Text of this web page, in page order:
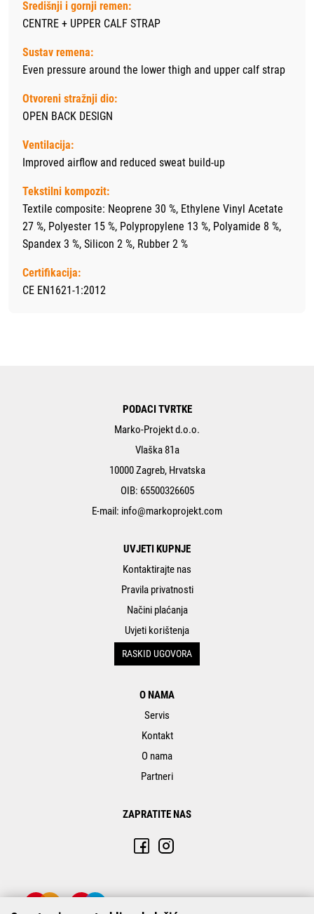
Središnji i gornji remen:
CENTRE + UPPER CALF STRAP
Sustav remena:
Even pressure around the lower thigh and upper calf strap
Otvoreni stražnji dio:
OPEN BACK DESIGN
Ventilacija:
Improved airflow and reduced sweat build-up
Tekstilni kompozit:
Textile composite: Neoprene 30 %, Ethylene Vinyl Acetate
27 %, Polyester 15 %, Polypropylene 13 %, Polyamide 8 %,
Spandex 3 %, Silicon 2 %, Rubber 2 %
Certifikacija:
CE EN1621-1:2012
PODACI TVRTKE
Marko-Projekt d.o.o.
Vlaška 81a
10000 Zagreb, Hrvatska
OIB: 65500326605
E-mail: info@markoprojekt.com
UVJETI KUPNJE
Kontaktirajte nas
Pravila privatnosti
Načini plaćanja
Uvjeti korištenja
RASKID UGOVORA
O NAMA
Servis
Kontakt
O nama
Partneri
ZAPRATITE NAS